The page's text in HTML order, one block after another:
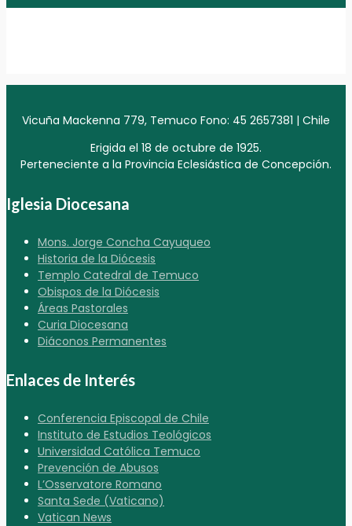
Vicuña Mackenna 779, Temuco Fono: 45 2657381 | Chile
Erigida el 18 de octubre de 1925.
Perteneciente a la Provincia Eclesiástica de Concepción.
Iglesia Diocesana
Mons. Jorge Concha Cayuqueo
Historia de la Diócesis
Templo Catedral de Temuco
Obispos de la Diócesis
Áreas Pastorales
Curia Diocesana
Diáconos Permanentes
Enlaces de Interés
Conferencia Episcopal de Chile
Instituto de Estudios Teológicos
Universidad Católica Temuco
Prevención de Abusos
L’Osservatore Romano
Santa Sede (Vaticano)
Vatican News